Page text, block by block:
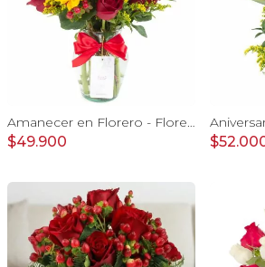
Amanecer en Florero - Florero con girasoles, rosas rojo e hypericum
$49.900